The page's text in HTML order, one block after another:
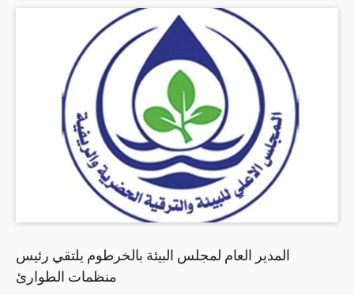
المدير العام لمجلس البيئة بالخرطوم يلتقي رئيس
منظمات الطوارئ